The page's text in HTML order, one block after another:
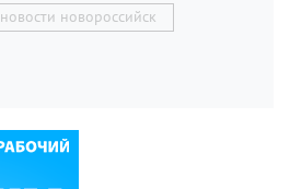
новости новороссийск